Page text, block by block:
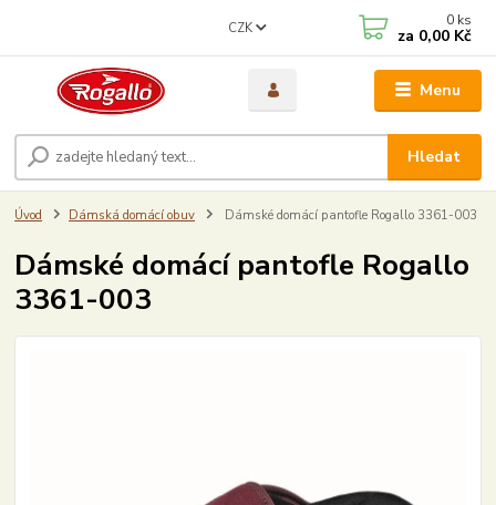
Menu
CZK
Hledat
0 ks
za 0,00 Kč
Úvod Dámská domácí obuv Dámské domácí pantofle Rogallo 3361-003
Dámské domácí pantofle Rogallo
3361-003